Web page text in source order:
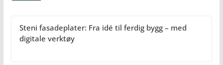
Steni fasadeplater: Fra idé til ferdig bygg – med
digitale verktøy